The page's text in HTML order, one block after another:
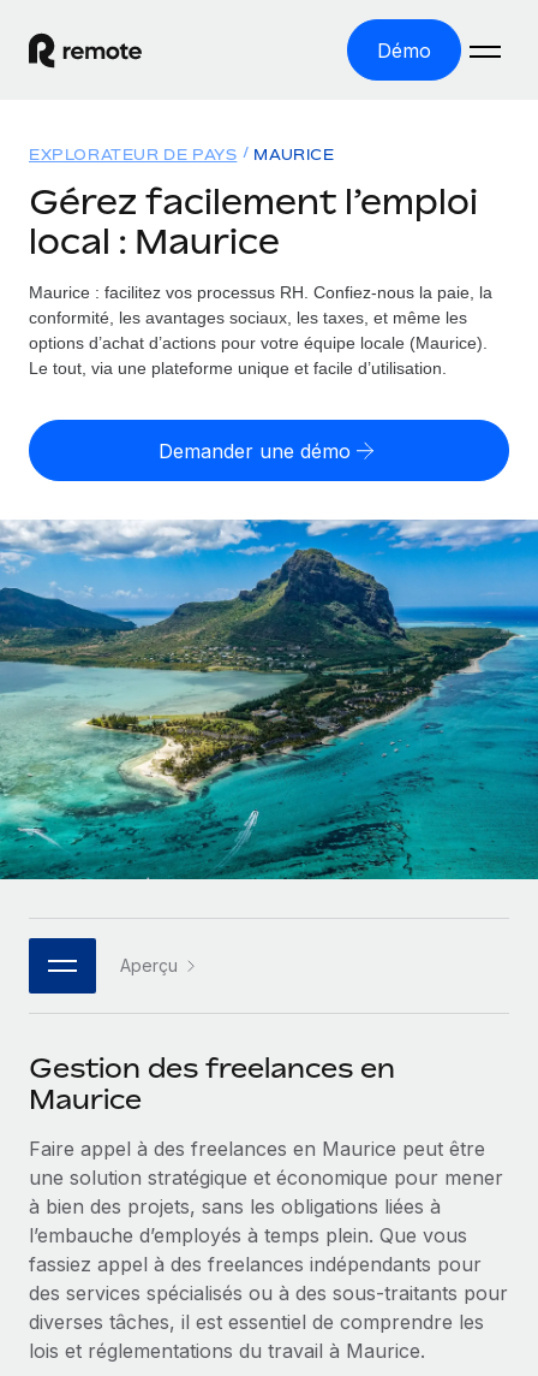
Démo
EMPLOI À L’INTERNATIONAL
Paie multipays
Gérez la paie facilement et en toute conformité
Employer of record
entités
Gestion des freelances
Intégrez et gérez vos freelances partout dans le monde
PEO
Sous-traitez les opérations complexes liées à l’emploi
INFRASTRUCTURE
Intégration Remote
Intégrez vos RH aux flux de travail en toute simplicité
Plateforme
Des fonctions RH clés intégrées pour votre équipe
Connectez n'importe quel outil d’IA à Remote grâce à
notre MCP
Rationalisez vos processus avec des outils essentiels
SERVICES
Demandez aux experts
Recevez des conseils d’experts sur les RH à
l’international et la conformité
Contrôles d’antécédents
Simplifiez vos processus de présélection des
candidats
Solutions
COUVERTURE MONDIALE
Explorateur de pays
Toutes les informations sur l’emploi à l’international,
Explorateur des États-Unis (par État)
Simplifiez l’embauche à travers les différents États des
Comparer Remote
Examinez notre service par rapport aux autres
CROISSANCE
Start-ups
Des solutions agiles et internationales pour les RH et la
paie des entreprises en pleine croissance
Entreprises intermédiaires
Développez vos équipes avec des solutions RH sur
mesure
Entreprise
Les RH à l’international pour les grandes entreprises
Partenaires stratégiques de la tech
Intégrez les RH à l’international de manière flexible
Devenir partenaire
Explorez avec nous vos opportunités de partenariat
Remote Build
Bientôt disponible
Conseil en intégrations et automatisations assistées par
ÉTUDES DE CAS
Ressources
OUTILS & CALCULATEURS
Évaluez le risque de requalification de contrat par pays
Calculez le coût total des employés dans n’importe quel
pays
Calculateur de paiement des freelances
Découvrez les devises disponibles et les vitesses de
paiement pour vos freelances internationaux
APPRENDRE AVEC REMOTE
Recherche et guides
Études de cas
Checklists et modèles
Descriptions de postes
Événements
Données sur les salaires et les talents
Centre de ressources
Obtenir de l’aide
Voir toutes les ressources
Tarification
English
Nederlands
Français
Deutsch
Español
Italiano
Português (Portugal)
日本語
한국어
Connexion
EXPLORATEUR DE PAYS MAURICE
Gérez facilement l’emploi
local : Maurice
Maurice : facilitez vos processus RH. Confiez-nous la paie, la
conformité, les avantages sociaux, les taxes, et même les
options d’achat d’actions pour votre équipe locale (Maurice).
Le tout, via une plateforme unique et facile d’utilisation.
Demander une démo
Aperçu
Gestion des freelances en
Maurice
Faire appel à des freelances en Maurice peut être
une solution stratégique et économique pour mener
à bien des projets, sans les obligations liées à
l’embauche d’employés à temps plein. Que vous
fassiez appel à des freelances indépendants pour
des services spécialisés ou à des sous‑traitants pour
diverses tâches, il est essentiel de comprendre les
lois et réglementations du travail à Maurice.